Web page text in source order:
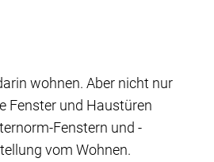
wohnen. Aber nicht nur
Fenster und Haustüren
Fenstern und -
vom Wohnen.